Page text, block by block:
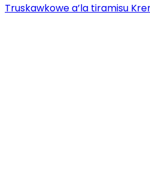
Truskawkowe a’la tiramisu